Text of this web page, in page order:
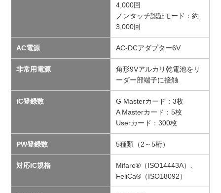
4,000回
ノンタッチ認証モード：約
3,000回
AC電源 AC-DCアダプター6V
非常用電源
角形9Vアルカリ乾電池をリ
ーダー部端子に接触
IC登録数
G Masterカード：3枚
A Masterカード：5枚
Userカード：300枚
PW登録数 5種類（2～5桁）
対応IC規格
Mifare®（ISO14443A）、
FeliCa®（ISO18092）